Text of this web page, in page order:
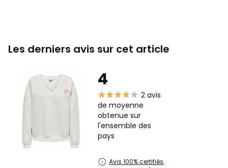
Les derniers avis sur cet article
4
2 avis
de moyenne
obtenue sur
l'ensemble des
pays
Avis 100% certifiés,